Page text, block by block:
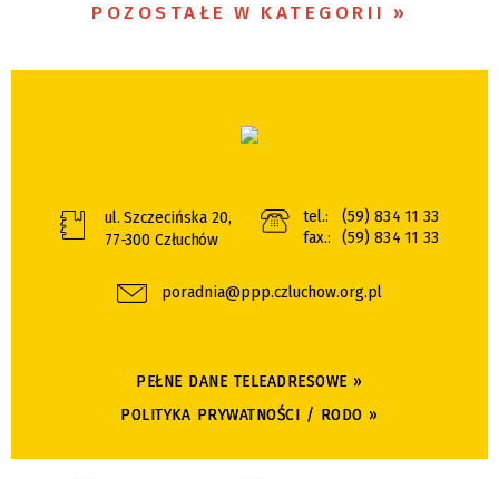
POZOSTAŁE W KATEGORII
ul. Szczecińska 20,
77-300 Człuchów
tel.:
(59) 834 11 33
fax.:
(59) 834 11 33
poradnia@ppp.czluchow.org.pl
PEŁNE DANE TELEADRESOWE »
POLITYKA PRYWATNOŚCI / RODO »